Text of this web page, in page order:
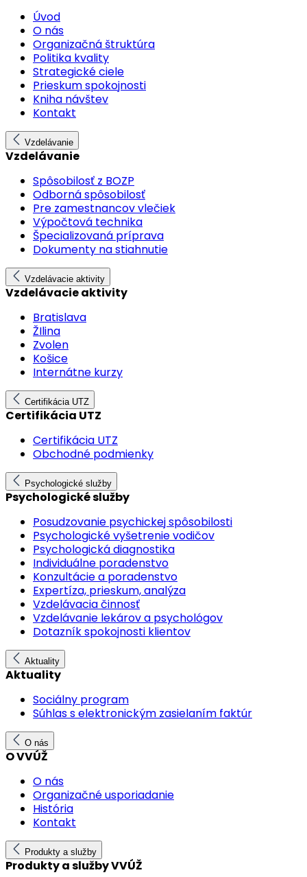
Úvod
O nás
Organizačná štruktúra
Politika kvality
Strategické ciele
Prieskum spokojnosti
Kniha návštev
Kontakt
Vzdelávanie
Vzdelávanie
Spôsobilosť z BOZP
Odborná spôsobilosť
Pre zamestnancov vlečiek
Výpočtová technika
Špecializovaná príprava
Dokumenty na stiahnutie
Vzdelávacie aktivity
Vzdelávacie aktivity
Bratislava
ŽIlina
Zvolen
Košice
Internátne kurzy
Certifikácia UTZ
Certifikácia UTZ
Certifikácia UTZ
Obchodné podmienky
Psychologické služby
Psychologické služby
Posudzovanie psychickej spôsobilosti
Psychologické vyšetrenie vodičov
Psychologická diagnostika
Individuálne poradenstvo
Konzultácie a poradenstvo
Expertíza, prieskum, analýza
Vzdelávacia činnosť
Vzdelávanie lekárov a psychológov
Dotazník spokojnosti klientov
Aktuality
Aktuality
Sociálny program
Súhlas s elektronickým zasielaním faktúr
O nás
O VVÚŽ
O nás
Organizačné usporiadanie
História
Kontakt
Produkty a služby
Produkty a služby VVÚŽ